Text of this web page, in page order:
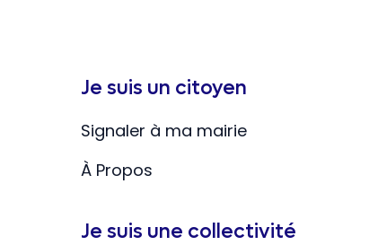
Je suis un citoyen
Signaler à ma mairie
À Propos
Je suis une collectivité